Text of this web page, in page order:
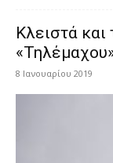
Κλειστά
8 Ιανουαρίου 2019